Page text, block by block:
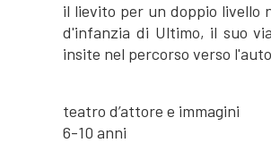
il lievito per un doppio livello
d'infanzia di Ultimo, il suo
insite nel percorso verso
teatro d’attore e immagini
6-10 anni